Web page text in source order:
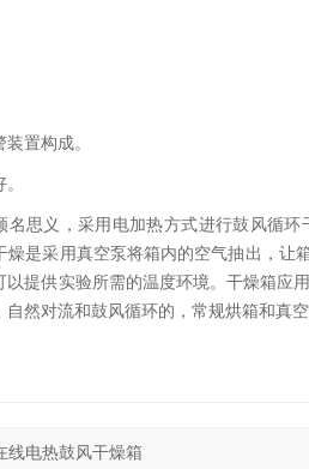
置构成。
名思义，采用电加热方式进行鼓风循
燥是采用真空泵将箱内的空气抽出，
提供实验所需的温度环境。干燥箱
然对流和鼓风循环的，常规烘箱和真